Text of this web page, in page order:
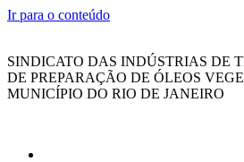
Ir para o conteúdo
SINDICATO DAS INDÚSTRIAS DE
DE PREPARAÇÃO DE ÓLEOS
MUNICÍPIO DO RIO DE JANEIRO